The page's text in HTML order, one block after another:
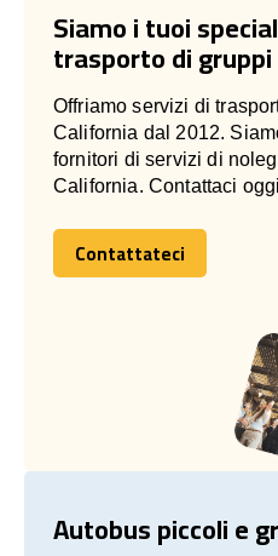
Siamo i tuoi
trasporto di
Offriamo servizi di
California dal 2012.
fornitori di servizi di
California. Contattaci
Contattateci
Contattateci
Autobus piccoli e